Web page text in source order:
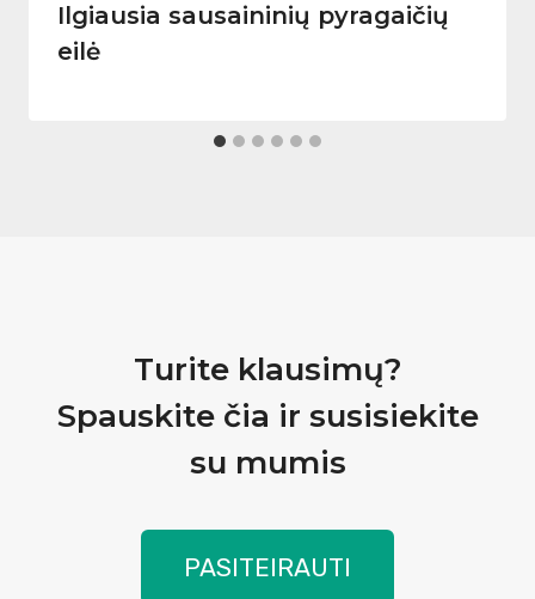
Ilgiausia sausaininių pyragaičių
eilė
Turite klausimų?
Spauskite čia ir susisiekite
su mumis
PASITEIRAUTI